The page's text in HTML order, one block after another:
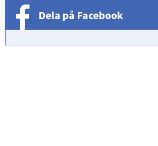
Dela på Facebook